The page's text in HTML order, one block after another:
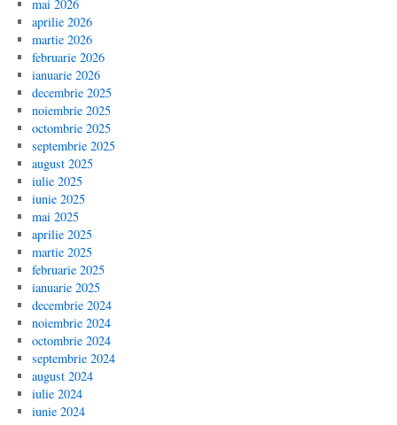
mai 2026
aprilie 2026
martie 2026
februarie 2026
ianuarie 2026
decembrie 2025
noiembrie 2025
octombrie 2025
septembrie 2025
august 2025
iulie 2025
iunie 2025
mai 2025
aprilie 2025
martie 2025
februarie 2025
ianuarie 2025
decembrie 2024
noiembrie 2024
octombrie 2024
septembrie 2024
august 2024
iulie 2024
iunie 2024